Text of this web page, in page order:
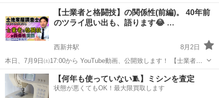
更や、中古住宅ローンを組むため 介護保険適用を受けるためと。割と
『種類変更登記』って、有るんです！ご覧ください！石川土地家屋調
査士･行政書士･海事代理士事務所 ...
西新井駅 その他 建物
【士業者と格闘技】の関係性(前編)。 40年前
のツライ思い出も、語ります😂 …
西新井駅
8月2日
本日、7月9日㈯17:00から YouTube動画、公開致します！ 【士業者と
格闘技】の関係性(前編)。 40年前のツライ思い出も、語ります😂 ご覧
ください！石川土地家屋調査士･行政書士･海事代理士事務所 ...
東京 足立区 西新井駅 その他 YouTube
【何年も使っていない🧵】ミシンを査定
状態が悪くてもOK！最大限買取します